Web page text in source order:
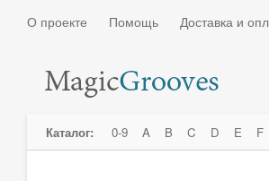
О проекте Помощь Доставка и
Каталог: 0-9 A B C D E F